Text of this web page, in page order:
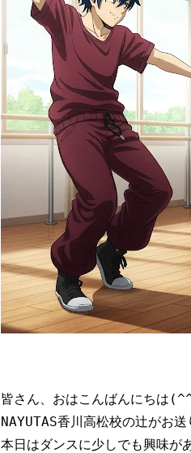
皆さん、おはこんばんにちは
NAYUTAS香川高松校の辻がお
本日はダンスに少しでも興味が